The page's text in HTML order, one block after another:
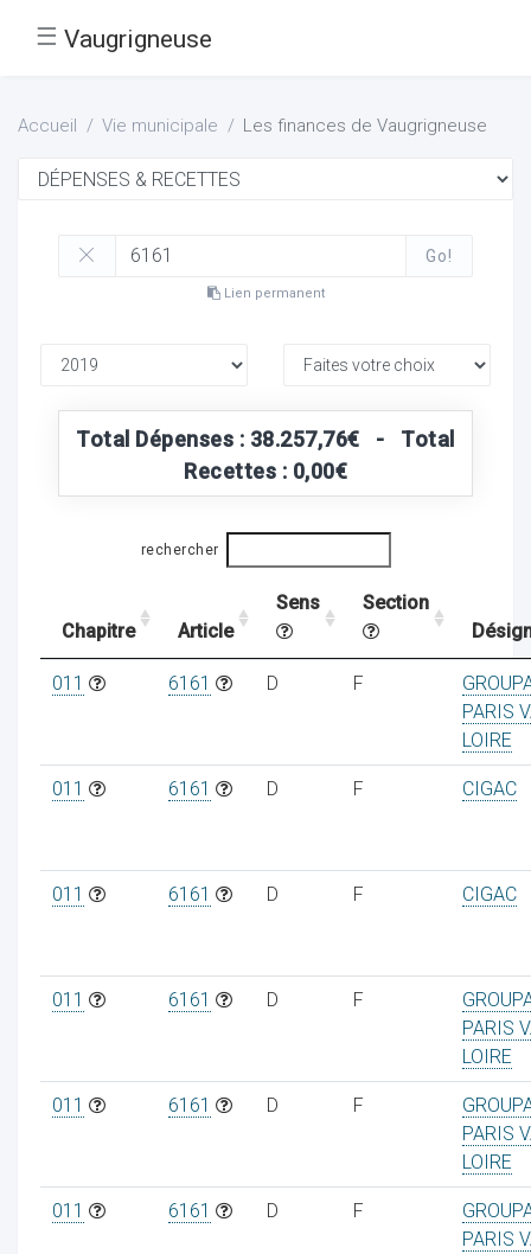
☰ Vaugrigneuse
Accueil Vie municipale Les finances de Vaugrigneuse
Go!
Lien permanent
Total Dépenses : 38.257,76€ - Total
Recettes : 0,00€
rechercher
Chapitre Article
Sens
Section
011 6161 D F
PARIS
LOIRE
011 6161 D F CIGAC
011 6161 D F CIGAC
011 6161 D F
PARIS
LOIRE
011 6161 D F
PARIS
LOIRE
011 6161 D F
PARIS